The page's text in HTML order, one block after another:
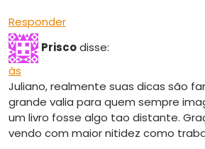
Responder
Priscodisse:
às
Juliano, realmente suas dicas são
grande valia para quem sempre
um livro fosse algo tao distante.
vendo com maior nitidez como